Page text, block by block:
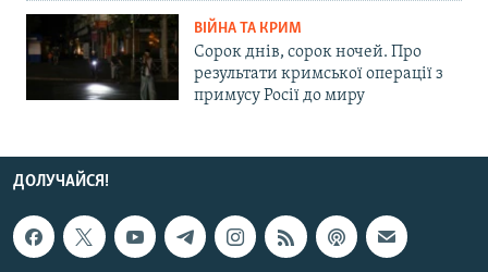
ВІЙНА ТА КРИМ
Сорок днів, сорок ночей. Про
результати кримської операції з
примусу Росії до миру
ДОЛУЧАЙСЯ!